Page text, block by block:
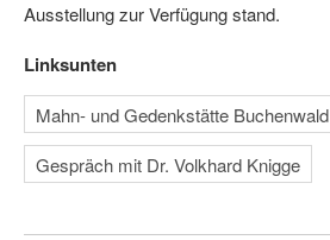
Ausstellung zur Verfügung stand.
Linksunten
Mahn- und Gedenkstätte Buchenwald
Gespräch mit Dr. Volkhard Knigge